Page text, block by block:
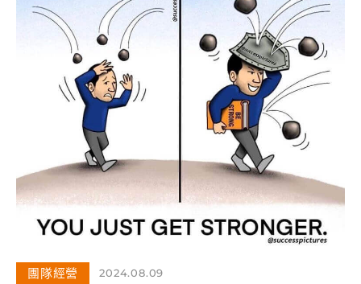
團隊經營 2024.08.09